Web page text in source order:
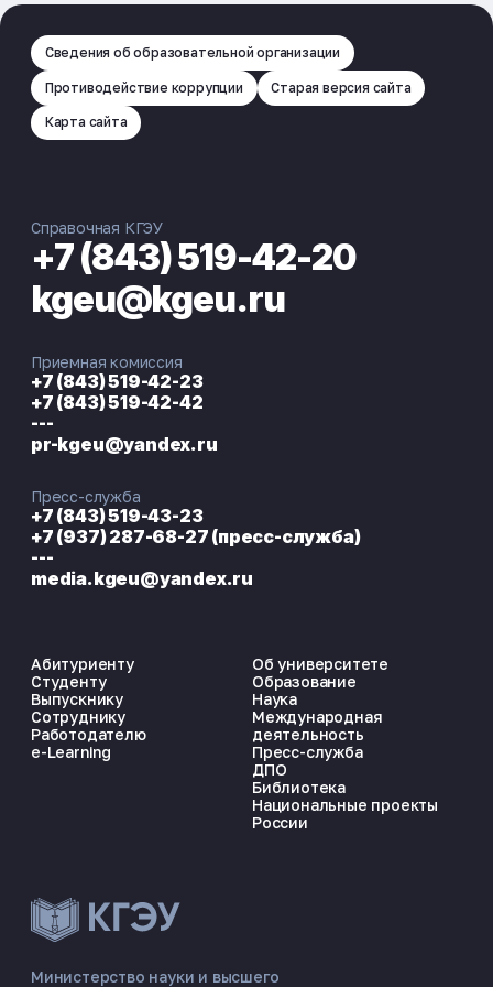
ЭНЕРГОКОД — ПОМОЩНИК КГЭУ
Сведения об образовательной организации
Противодействие коррупции Старая версия сайта
Карта сайта
Министерство науки и высшего
Абитуриенту
Студенту
Выпускнику
Сотруднику
Работодателю
e-Learning
Об университете
Образование
Наука
Международная
деятельность
Пресс-служба
ДПО
Библиотека
Национальные проекты
России
Справочная КГЭУ
+7 (843) 519-42-20
kgeu@kgeu.ru
Приемная комиссия
+7 (843) 519-42-23
+7 (843) 519-42-42
---
pr-kgeu@yandex.ru
Пресс-служба
+7 (843) 519-43-23
+7 (937) 287-68-27 (пресс-служба)
---
media.kgeu@yandex.ru